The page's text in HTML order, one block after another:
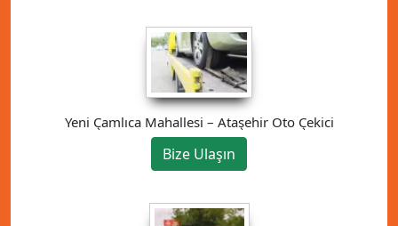
Yeni Çamlıca Mahallesi – Ataşehir Oto Çekici
Bize Ulaşın